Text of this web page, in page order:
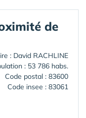
de
: David RACHLINE
: 53 786 habs.
Code postal : 83600
Code insee : 83061